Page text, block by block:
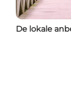
De lokale